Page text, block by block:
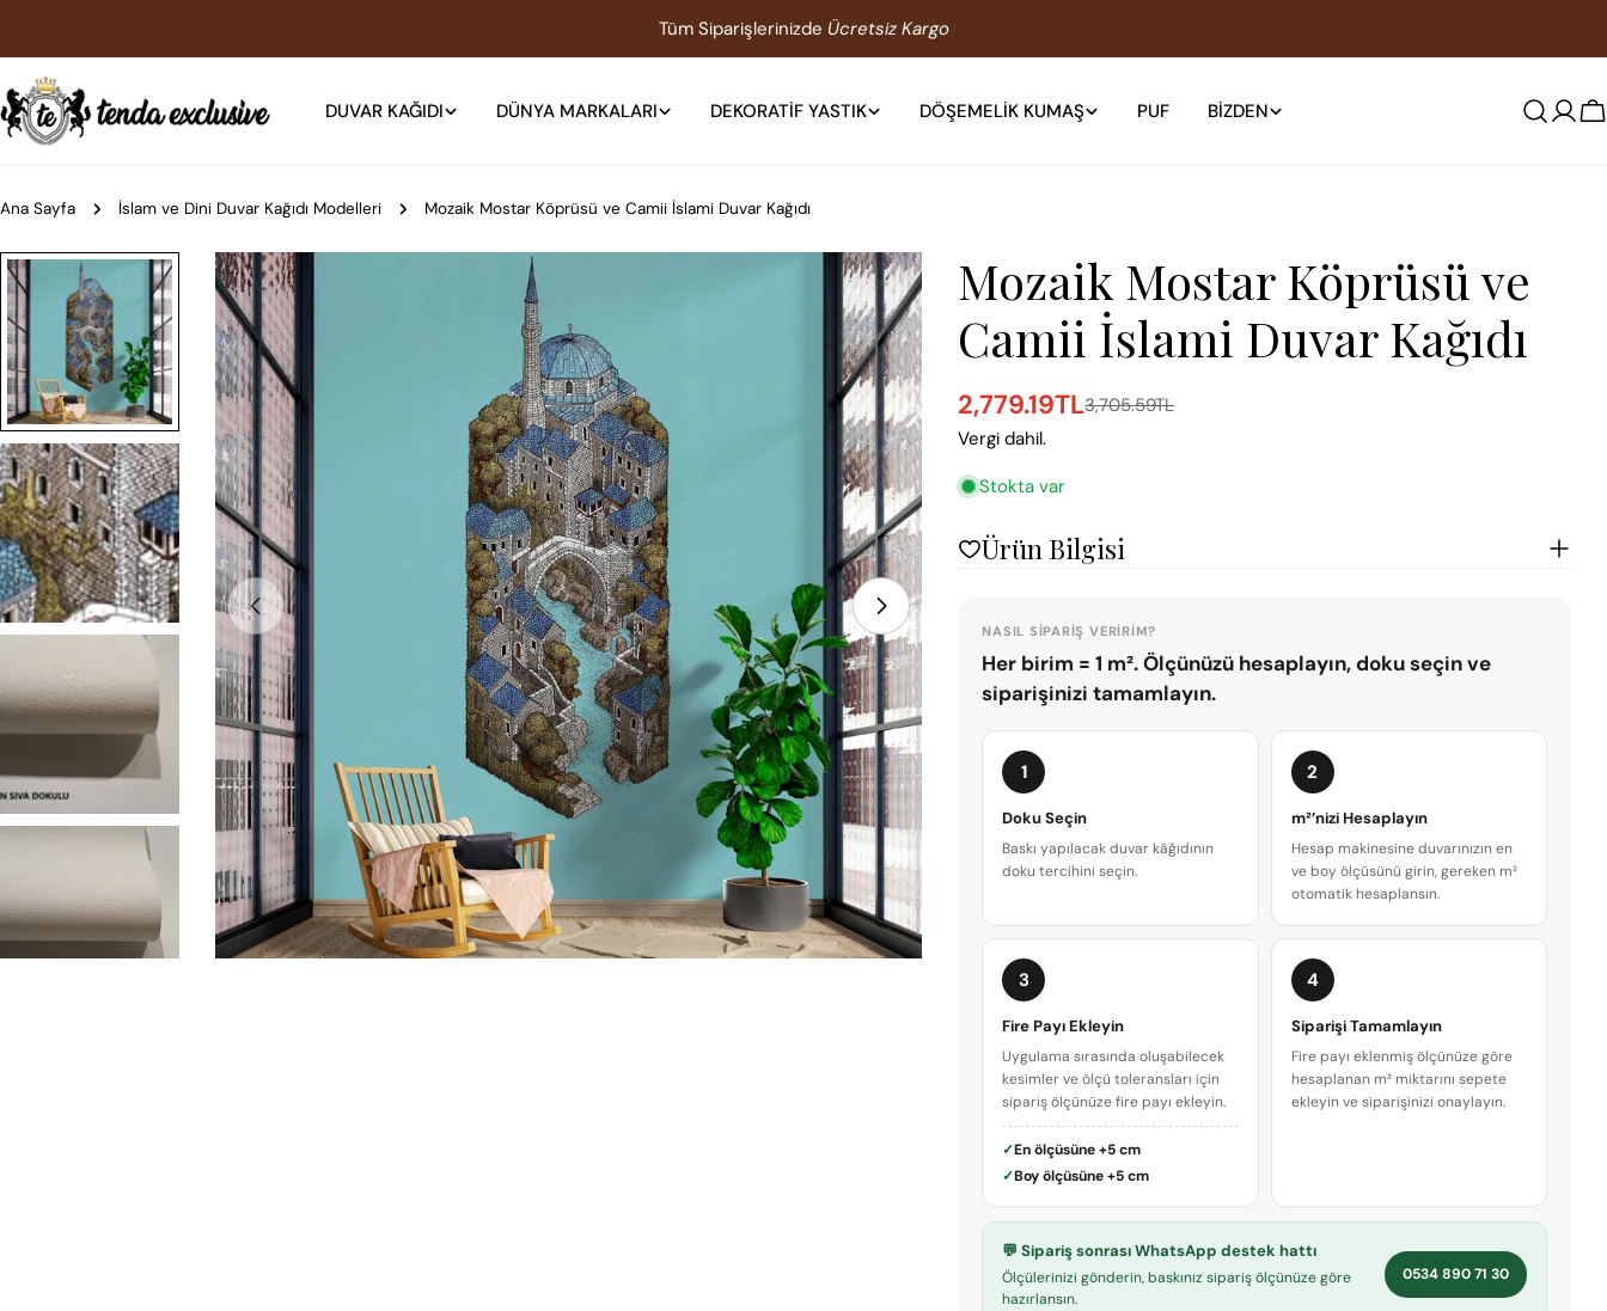
Tüm Siparişlerinizde Ücretsiz Kargo
DUVAR KAĞIDI DÜNYA MARKALARI DEKORATIF YASTIK DÖŞEMELIK KUMAŞ PUF BIZDEN
Ana Sayfa İslam ve Dini Duvar Kağıdı Modelleri Mozaik Mostar Köprüsü ve Camii İslami Duvar Kağıdı
Ürün
bilgilerine
atla
0 medyasını modda açın
1 medyasını modda açın
Mozaik Mostar Köprüsü ve
Camii İslami Duvar Kağıdı
Satış
ücreti
2,779.19TL
Normal
fiyat
3,705.59TL
Vergi dahil.
Stokta var
Ürün Bilgisi
NASIL SIPARIŞ VERIRIM?
Her birim = 1 m². Ölçünüzü hesaplayın, doku seçin ve
siparişinizi tamamlayın.
1
Doku Seçin
Baskı yapılacak duvar kâğıdının
doku tercihini seçin.
2
m²’nizi Hesaplayın
Hesap makinesine duvarınızın en
ve boy ölçüsünü girin, gereken m²
otomatik hesaplansın.
3
Fire Payı Ekleyin
Uygulama sırasında oluşabilecek
kesimler ve ölçü toleransları için
sipariş ölçünüze fire payı ekleyin.
✓En ölçüsüne+5 cm
✓Boy ölçüsüne+5 cm
4
Siparişi Tamamlayın
Fire payı eklenmiş ölçünüze göre
hesaplanan m² miktarını sepete
ekleyin ve siparişinizi onaylayın.
💬 Sipariş sonrası WhatsApp destek hattı
Ölçülerinizi gönderin, baskınız sipariş ölçünüze göre
hazırlansın.
0534 890 71 30
Bu ürünü paylaş
KOPYALA
Facebook'ta
Paylaş
X'te
paylaş
Pinterest'teki
Pin
Bir soru sor
Adınız
E-
posta
adresiniz
Telefonunuz